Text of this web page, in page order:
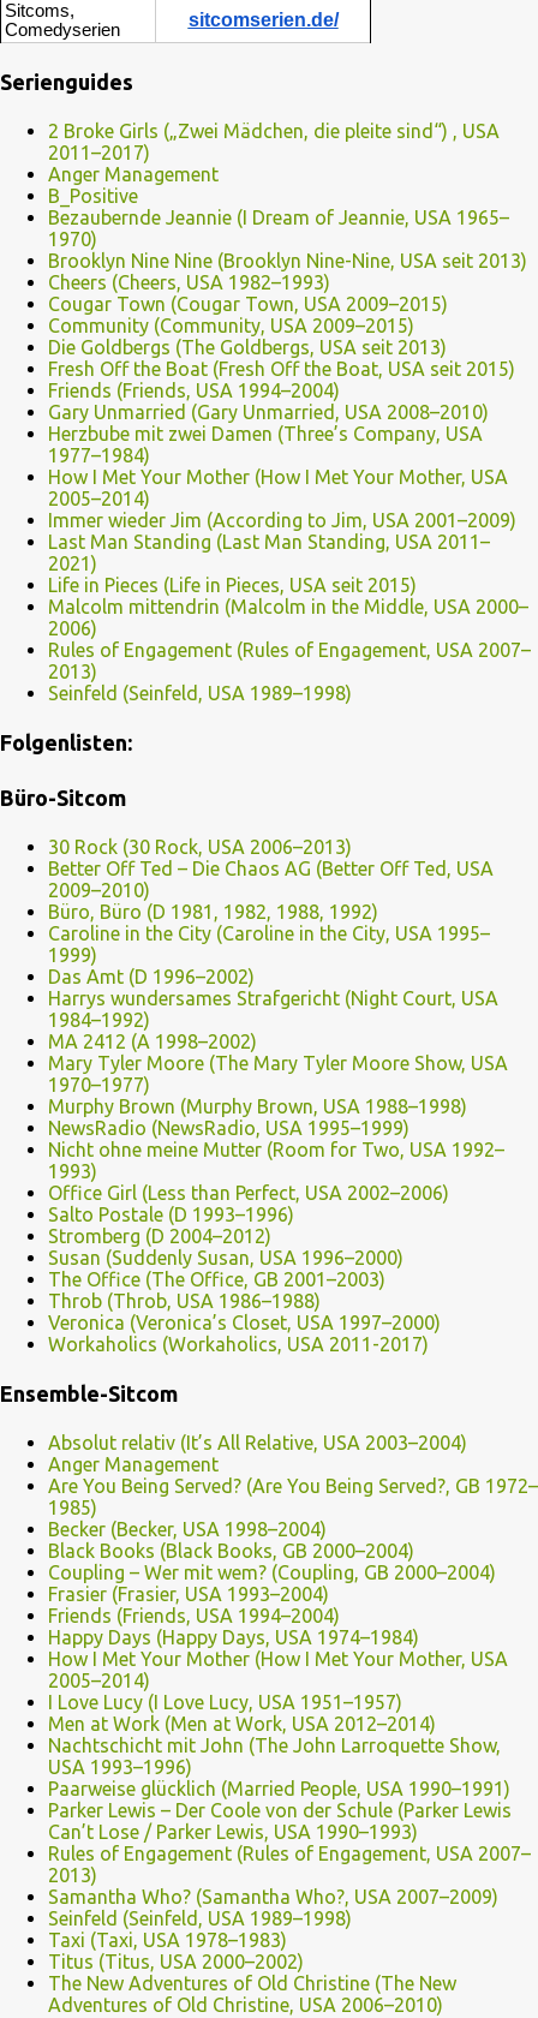
Sitcoms,
Comedyserien
sitcomserien.de/
Serienguides
2 Broke Girls („Zwei Mädchen, die pleite sind“) , USA
2011–2017)
Anger Management
B_Positive
Bezaubernde Jeannie (I Dream of Jeannie, USA 1965–
1970)
Brooklyn Nine Nine (Brooklyn Nine-Nine, USA seit 2013)
Cheers (Cheers, USA 1982–1993)
Cougar Town (Cougar Town, USA 2009–2015)
Community (Community, USA 2009–2015)
Die Goldbergs (The Goldbergs, USA seit 2013)
Fresh Off the Boat (Fresh Off the Boat, USA seit 2015)
Friends (Friends, USA 1994–2004)
Gary Unmarried (Gary Unmarried, USA 2008–2010)
Herzbube mit zwei Damen (Three’s Company, USA
1977–1984)
How I Met Your Mother (How I Met Your Mother, USA
2005–2014)
Immer wieder Jim (According to Jim, USA 2001–2009)
Last Man Standing (Last Man Standing, USA 2011–
2021)
Life in Pieces (Life in Pieces, USA seit 2015)
Malcolm mittendrin (Malcolm in the Middle, USA 2000–
2006)
Rules of Engagement (Rules of Engagement, USA 2007–
2013)
Seinfeld (Seinfeld, USA 1989–1998)
Folgenlisten:
Büro-Sitcom
30 Rock (30 Rock, USA 2006–2013)
Better Off Ted – Die Chaos AG (Better Off Ted, USA
2009–2010)
Büro, Büro (D 1981, 1982, 1988, 1992)
Caroline in the City (Caroline in the City, USA 1995–
1999)
Das Amt (D 1996–2002)
Harrys wundersames Strafgericht (Night Court, USA
1984–1992)
MA 2412 (A 1998–2002)
Mary Tyler Moore (The Mary Tyler Moore Show, USA
1970–1977)
Murphy Brown (Murphy Brown, USA 1988–1998)
NewsRadio (NewsRadio, USA 1995–1999)
Nicht ohne meine Mutter (Room for Two, USA 1992–
1993)
Office Girl (Less than Perfect, USA 2002–2006)
Salto Postale (D 1993–1996)
Stromberg (D 2004–2012)
Susan (Suddenly Susan, USA 1996–2000)
The Office (The Office, GB 2001–2003)
Throb (Throb, USA 1986–1988)
Veronica (Veronica’s Closet, USA 1997–2000)
Workaholics (Workaholics, USA 2011-2017)
Ensemble-Sitcom
Absolut relativ (It’s All Relative, USA 2003–2004)
Anger Management
Are You Being Served? (Are You Being Served?, GB 1972–
1985)
Becker (Becker, USA 1998–2004)
Black Books (Black Books, GB 2000–2004)
Coupling – Wer mit wem? (Coupling, GB 2000–2004)
Frasier (Frasier, USA 1993–2004)
Friends (Friends, USA 1994–2004)
Happy Days (Happy Days, USA 1974–1984)
How I Met Your Mother (How I Met Your Mother, USA
2005–2014)
I Love Lucy (I Love Lucy, USA 1951–1957)
Men at Work (Men at Work, USA 2012–2014)
Nachtschicht mit John (The John Larroquette Show,
USA 1993–1996)
Paarweise glücklich (Married People, USA 1990–1991)
Parker Lewis – Der Coole von der Schule (Parker Lewis
Can’t Lose / Parker Lewis, USA 1990–1993)
Rules of Engagement (Rules of Engagement, USA 2007–
2013)
Samantha Who? (Samantha Who?, USA 2007–2009)
Seinfeld (Seinfeld, USA 1989–1998)
Taxi (Taxi, USA 1978–1983)
Titus (Titus, USA 2000–2002)
The New Adventures of Old Christine (The New
Adventures of Old Christine, USA 2006–2010)